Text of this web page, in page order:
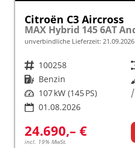
Citroën C3 Aircross
unverbindliche Lieferzeit: 21.09.2026
Fahrzeugnr. 100258
Kraftstoff Benzin
Leistung 107 kW (145 PS)
01.08.2026
24.690,– €
incl. 19% MwSt.